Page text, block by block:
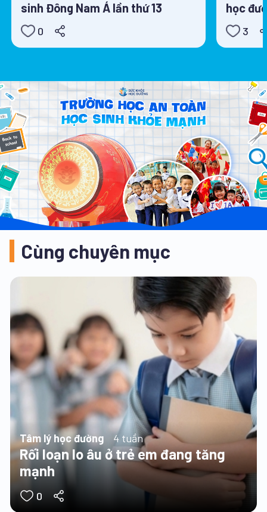
sinh Đông Nam Á lần thứ 13
0
học
3
Cùng chuyên mục
Tâm lý học đường 4 tuần
Rối loạn lo âu ở trẻ em đang tăng
mạnh
0